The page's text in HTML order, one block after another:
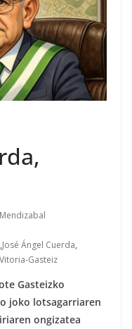
,José Ángel Cuerda,
Vitoria-Gasteiz
Gasteizko
joko lotsagarriaren
ongizatea